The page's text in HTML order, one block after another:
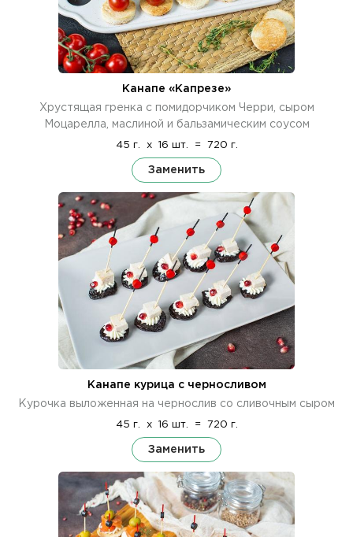
Канапе «Капрезе»
Хрустящая гренка с помидорчиком Черри, сыром
Моцарелла, маслиной и бальзамическим соусом
45 г. x 16 шт. = 720 г.
Заменить
Канапе курица с черносливом
Курочка выложенная на чернослив со сливочным сыром
45 г. x 16 шт. = 720 г.
Заменить